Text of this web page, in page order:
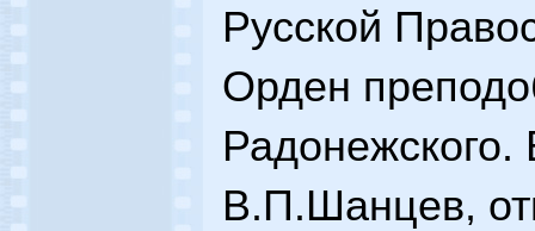
Русской
Орден
В.П.Шанцев,